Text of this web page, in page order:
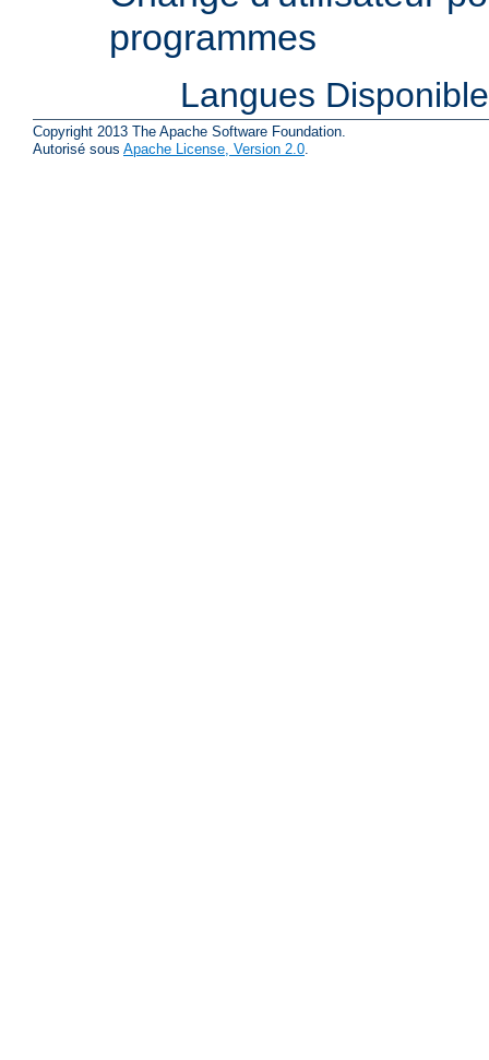
programmes
Langues
Copyright 2013 The Apache Software Foundation.
Autorisé sous Apache License, Version 2.0.